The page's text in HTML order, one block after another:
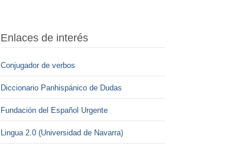
Enlaces de interés
Conjugador de verbos
Diccionario Panhispánico de Dudas
Fundación del Español Urgente
Lingua 2.0 (Universidad de Navarra)